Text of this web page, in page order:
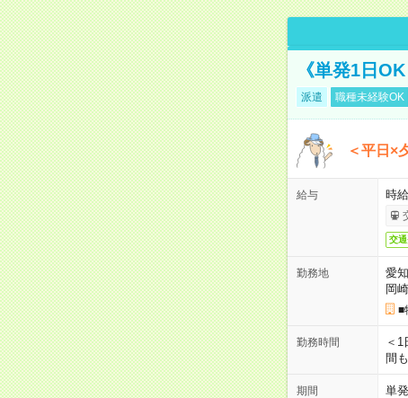
《単発1日
派遣 職種未経験OK
＜平日×
給与 時
交
勤務地
愛
岡
■
勤務時間
＜
間
期間 単